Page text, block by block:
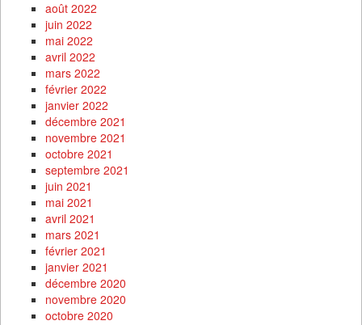
août 2022
juin 2022
mai 2022
avril 2022
mars 2022
février 2022
janvier 2022
décembre 2021
novembre 2021
octobre 2021
septembre 2021
juin 2021
mai 2021
avril 2021
mars 2021
février 2021
janvier 2021
décembre 2020
novembre 2020
octobre 2020